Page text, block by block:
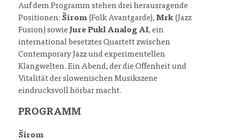
Auf dem Programm stehen drei herausragende
Positionen: Širom (Folk Avantgarde),Mrk (Jazz
Fusion) sowie Jure Pukl Analog AI, ein
international besetztes Quartett zwischen
Contemporary Jazz und experimentellen
Klangwelten. Ein Abend, der die Offenheit und
Vitalität der slowenischen Musikszene
eindrucksvoll hörbar macht.
PROGRAMM
Širom